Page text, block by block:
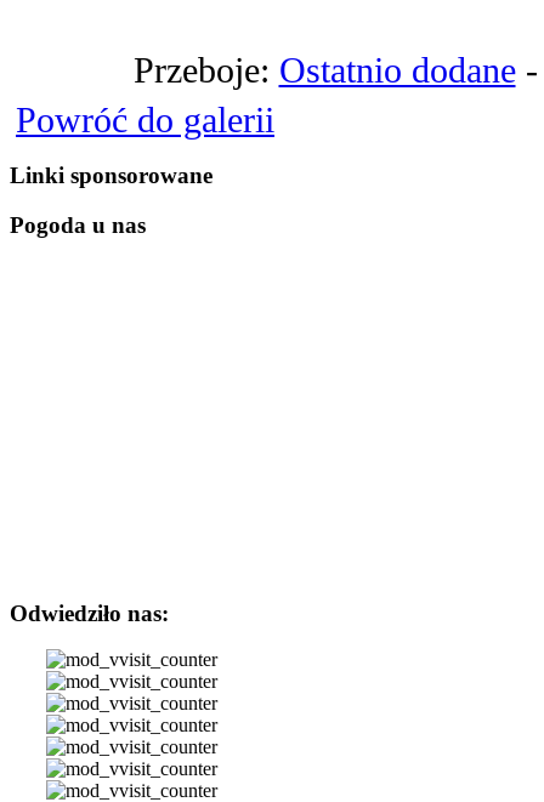
Przeboje: Ostatnio dodane
Powróć do galerii
Linki sponsorowane
Pogoda u nas
Odwiedziło nas: